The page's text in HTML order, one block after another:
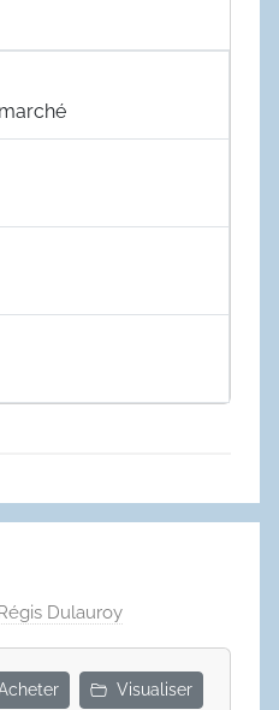
Dulauroy
Visualiser